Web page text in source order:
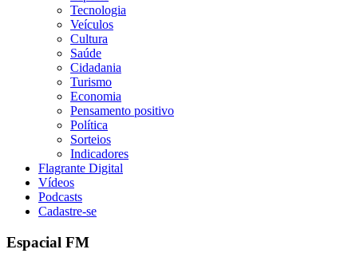
Tecnologia
Veículos
Cultura
Saúde
Cidadania
Turismo
Economia
Pensamento positivo
Política
Sorteios
Indicadores
Flagrante Digital
Vídeos
Podcasts
Cadastre-se
Espacial FM